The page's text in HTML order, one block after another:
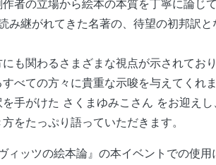
者の立場から絵本の本質を丁寧に論じ
み継がれてきた名著の、待望の初邦訳と
も関わるさまざまな視点が示されてお
べての方々に貴重な示唆を与えてくれ
手がけた さくまゆみこさん をお迎えし
をたっぷり語っていただきます。
ィッツの絵本論』の本イベントでの使用